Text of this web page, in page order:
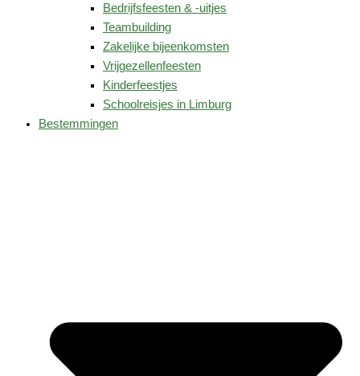
Bedrijfsfeesten & -uitjes
Teambuilding
Zakelijke bijeenkomsten
Vrijgezellenfeesten
Kinderfeestjes
Schoolreisjes in Limburg
Bestemmingen